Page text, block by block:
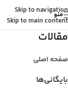
Skip to navigation
Skip to main content
منو
مقالات
صفحه اصلی
بایگانی‌ها